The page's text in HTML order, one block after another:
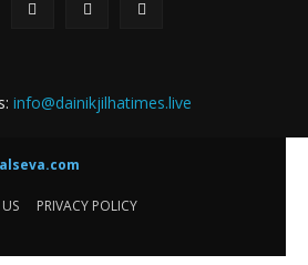
info@dainikjilhatimes.live
PRIVACY POLICY